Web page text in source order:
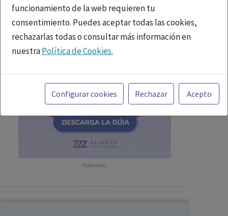
funcionamiento de la web requieren tu
consentimiento. Puedes aceptar todas las cookies,
rechazarlas todas o consultar más información en
nuestraPolítica de Cookies.
Toda la información incluida en la Página Web está
referida a productos del mercado español y, por
tanto, dirigida a profesionales sanitarios legalmente
facultados para prescribir o dispensar medicamentos
con ejercicio profesional. La información técnica de los
fármacos se facilita a título meramente informativo,
Configurar cookies Rechazar Acepto
PUBLICIDAD